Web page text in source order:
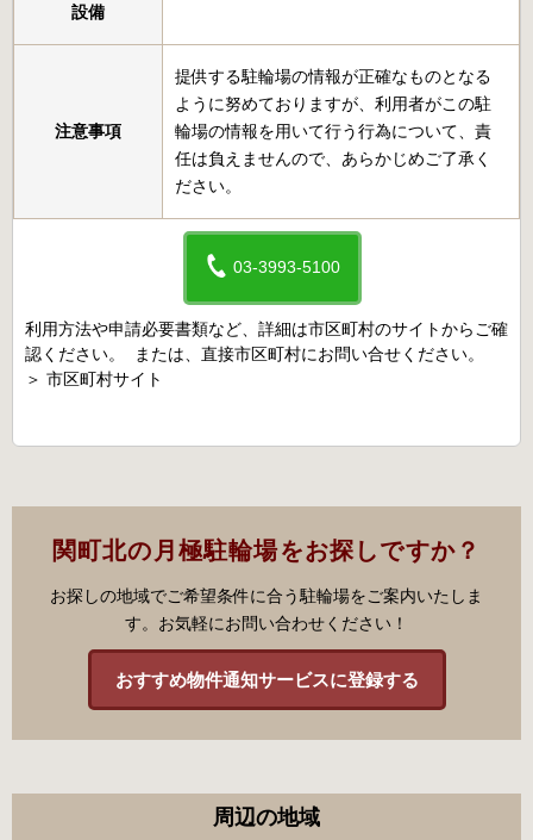
設備
注意事項
提供する駐輪場の情報が正確なものとなる
ように努めておりますが、利用者がこの駐
輪場の情報を用いて行う行為について、責
任は負えませんので、あらかじめご了承く
ださい。
03-3993-5100
利用方法や申請必要書類など、詳細は市区町村のサイトからご確
認ください。 または、直接市区町村にお問い合せください。
＞ 市区町村サイト
関町北の月極駐輪場をお探しですか？
お探しの地域でご希望条件に合う駐輪場をご案内いたしま
す。お気軽にお問い合わせください！
おすすめ物件通知サービスに登録する
周辺の地域